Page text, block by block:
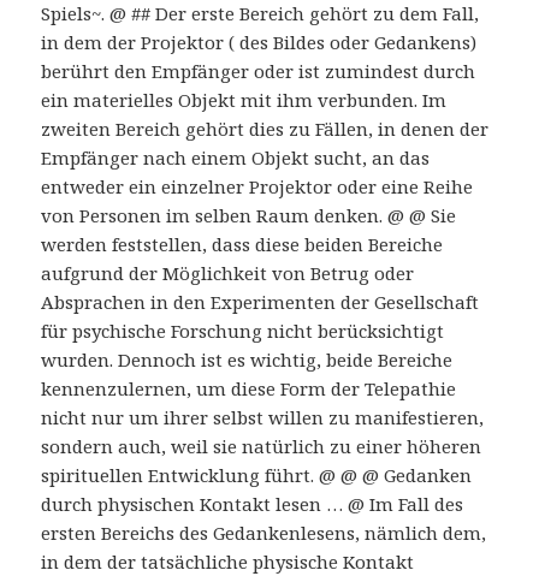
Spiels~. @ ## Der erste Bereich gehört zu dem Fall,
in dem der Projektor ( des Bildes oder Gedankens)
berührt den Empfänger oder ist zumindest durch
ein materielles Objekt mit ihm verbunden. Im
zweiten Bereich gehört dies zu Fällen, in denen der
Empfänger nach einem Objekt sucht, an das
entweder ein einzelner Projektor oder eine Reihe
von Personen im selben Raum denken. @ @ Sie
werden feststellen, dass diese beiden Bereiche
aufgrund der Möglichkeit von Betrug oder
Absprachen in den Experimenten der Gesellschaft
für psychische Forschung nicht berücksichtigt
wurden. Dennoch ist es wichtig, beide Bereiche
kennenzulernen, um diese Form der Telepathie
nicht nur um ihrer selbst willen zu manifestieren,
sondern auch, weil sie natürlich zu einer höheren
spirituellen Entwicklung führt. @ @ @ Gedanken
durch physischen Kontakt lesen … @ Im Fall des
ersten Bereichs des Gedankenlesens, nämlich dem,
in dem der tatsächliche physische Kontakt